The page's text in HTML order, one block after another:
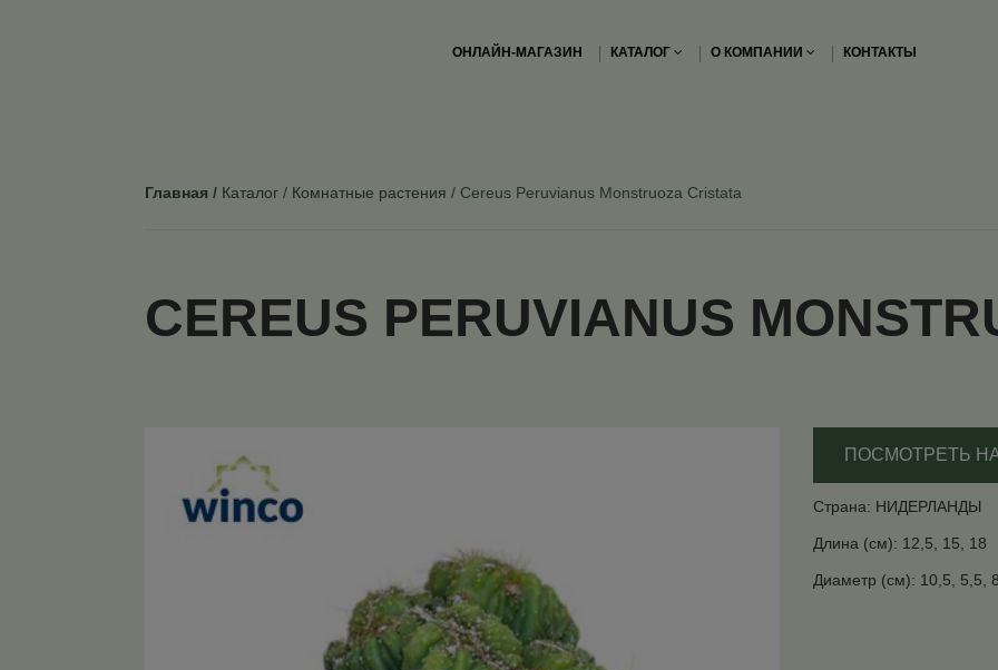
ОНЛАЙН-МАГАЗИН КАТАЛОГ О КОМПАНИИ КОНТАКТЫ
Главная Каталог Комнатные растения Cereus Peruvianus Monstruoza Cristata
CEREUS PERUVIANUS
ПОСМОТРЕТЬ
Страна: НИДЕРЛАНДЫ
Длина (см): 12,5, 15, 18
Диаметр (см): 10,5, 5,5,